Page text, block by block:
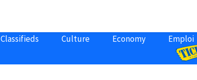
Classifieds Culture Economy Emploi